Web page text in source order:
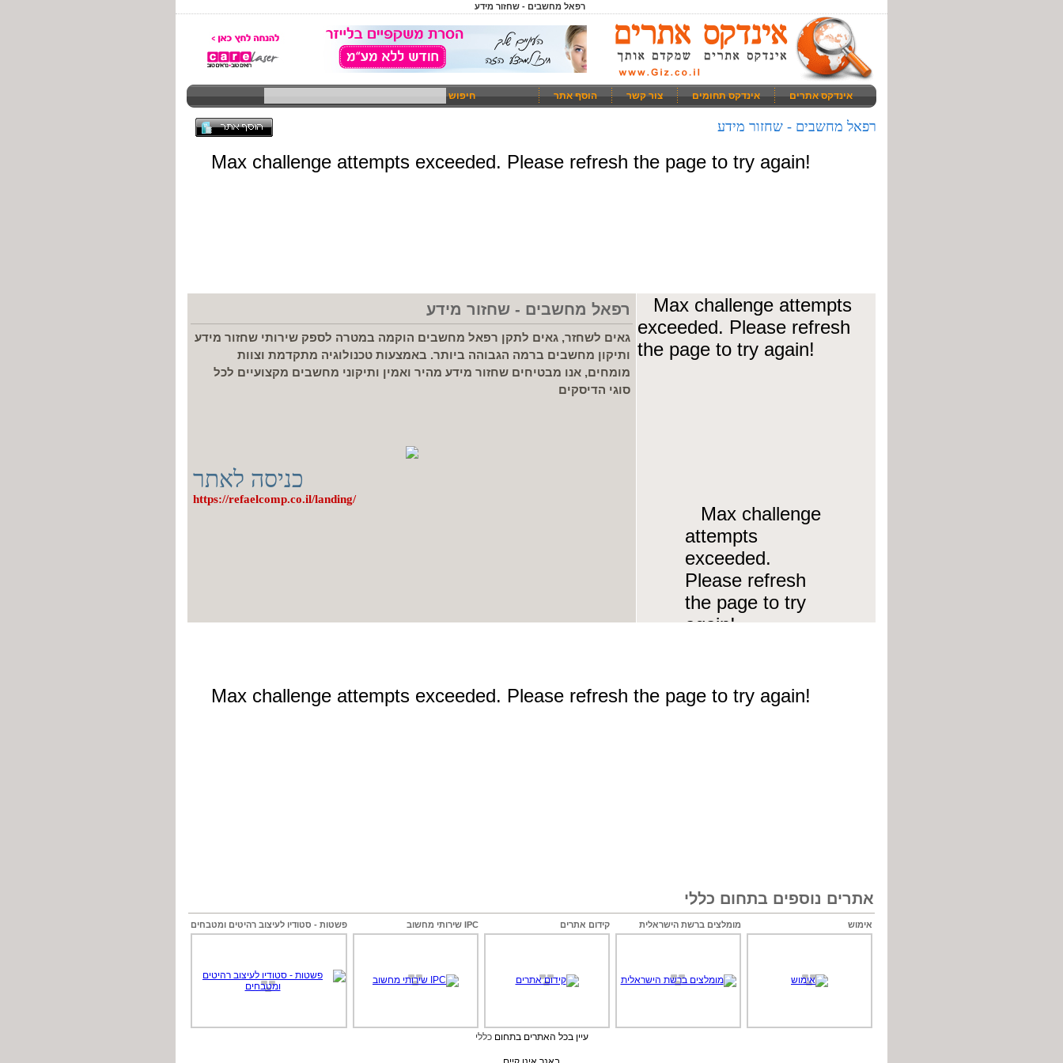
רפאל מחשבים - שחזור מידע
אינדקס אתרים אינדקס תחומים צור קשר הוסף אתר חיפוש
רפאל מחשבים - שחזור מידע
רפאל מחשבים - שחזור מידע
גאים לשחזר, גאים לתקן רפאל מחשבים הוקמה במטרה לספק שירותי שחזור מידע
ותיקון מחשבים ברמה הגבוהה ביותר. באמצעות טכנולוגיה מתקדמת וצוות
מומחים, אנו מבטיחים שחזור מידע מהיר ואמין ותיקוני מחשבים מקצועיים לכל
סוגי הדיסקים
כניסה לאתר
https://refaelcomp.co.il/landing/
אתרים נוספים בתחום כללי
אימוש מומלצים ברשת הישראלית קידום אתרים IPC שירותי מחשוב פשטות - סטודיו לעיצוב רהיטים ומטבחים
עיין בכל האתרים בתחוםכללי